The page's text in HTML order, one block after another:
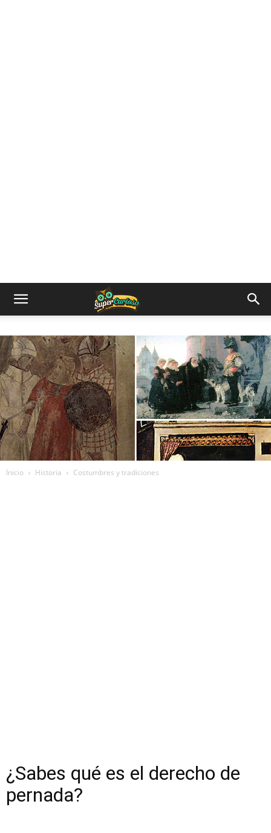
Inicio Historia Costumbres y tradiciones
¿Sabes qué es el derecho de
pernada?